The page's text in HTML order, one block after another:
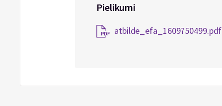
Pielikumi
atbilde_efa_1609750499.pdf